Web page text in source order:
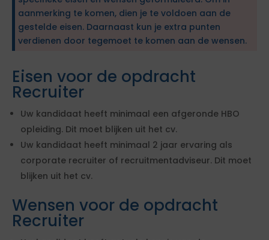
aanmerking te komen, dien je te voldoen aan de
gestelde eisen. Daarnaast kun je extra punten
verdienen door tegemoet te komen aan de wensen.
Eisen voor de opdracht
Recruiter
Uw kandidaat heeft minimaal een afgeronde HBO
opleiding. Dit moet blijken uit het cv.
Uw kandidaat heeft minimaal 2 jaar ervaring als
corporate recruiter of recruitmentadviseur. Dit moet
blijken uit het cv.
Wensen voor de opdracht
Recruiter